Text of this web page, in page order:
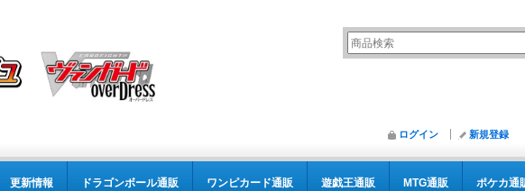
ログイン 新規登録
更新情報 ドラゴンボール通販 ワンピカード通販 遊戯王通販 MTG通販 ポケカ通